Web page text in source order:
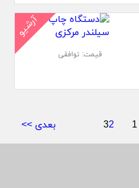
آرشیو
قیمت: توافقی
2 1 بعدی >>